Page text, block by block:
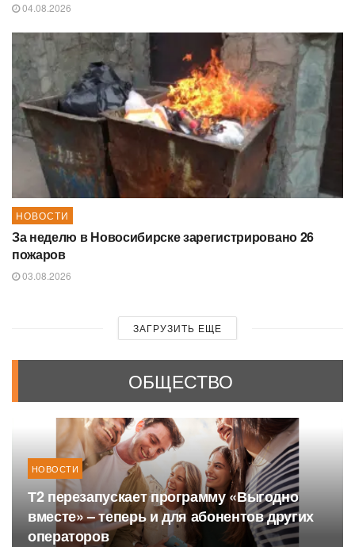
04.08.2026
НОВОСТИ
За неделю в Новосибирске зарегистрировано 26
пожаров
03.08.2026
ЗАГРУЗИТЬ ЕЩЕ
ОБЩЕСТВО
НОВОСТИ
Т2 перезапускает программу «Выгодно
вместе» – теперь и для абонентов других
операторов